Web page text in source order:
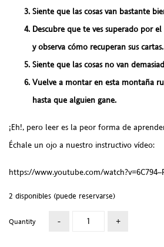
Siente que las cosas van bastante
Descubre que te ves superado por
y observa cómo recuperan sus cartas.
Siente que las cosas no van
Vuelve a montar en esta montaña
hasta que alguien gane.
¡Eh!, pero leer es la peor forma de
Échale un ojo a nuestro instructivo vídeo:
https://www.youtube.com/
2 disponibles (puede reservarse)
Quantity